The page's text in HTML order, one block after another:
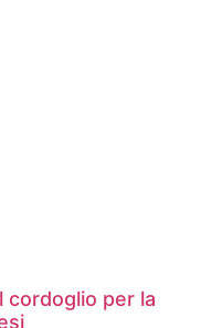
cordoglio per la